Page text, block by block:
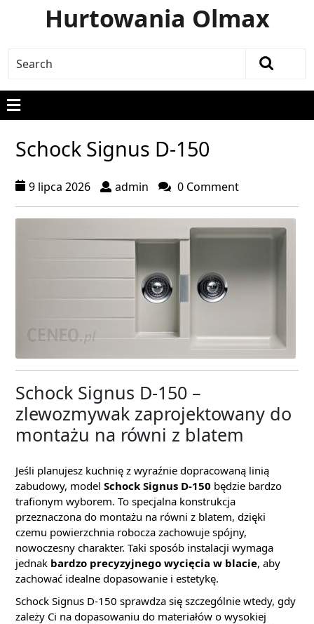
Hurtowania Olmax
Schock Signus D-150
9 lipca 2026 admin 0 Comment
Schock Signus D-150 –
zlewozmywak zaprojektowany do
montażu na równi z blatem
Jeśli planujesz kuchnię z wyraźnie dopracowaną linią
zabudowy, model Schock Signus D-150 będzie bardzo
trafionym wyborem. To specjalna konstrukcja
przeznaczona do montażu na równi z blatem, dzięki
czemu powierzchnia robocza zachowuje spójny,
nowoczesny charakter. Taki sposób instalacji wymaga
jednak bardzo precyzyjnego wycięcia w blacie, aby
zachować idealne dopasowanie i estetykę.
Schock Signus D-150 sprawdza się szczególnie wtedy, gdy
zależy Ci na dopasowaniu do materiałów o wysokiej